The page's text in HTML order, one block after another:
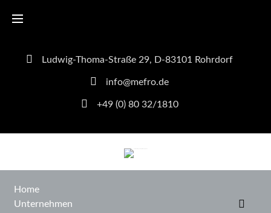
Ludwig-Thoma-Straße 29, D-83101 Rohrdorf
info@mefro.de
+49 (0) 80 32/1810
Home
Unternehmen